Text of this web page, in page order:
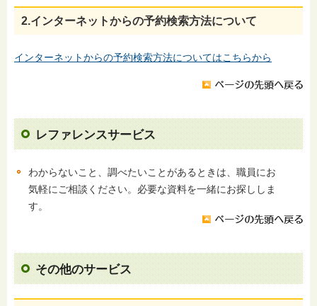
2.インターネットからの予約検索方法について
インターネットからの予約検索方法についてはこちらから
レファレンスサービス
わからないこと、調べたいことがあるときは、職員にお
気軽にご相談ください。必要な資料を一緒にお探ししま
す。
その他のサービス